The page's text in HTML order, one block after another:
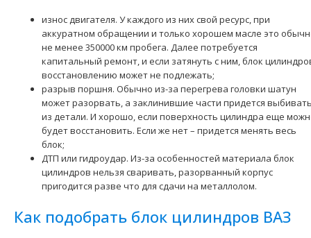
Блок цилиндров ВАЗ-2123 АвтоВАЗ
9300 грн.
Применение на автомобилях семейства ВАЗ-2123 "Niva
Chevroet" и их модификаций...
износ двигателя. У каждого из них свой ресурс, при
аккуратном обращении и только хорошем масле это
не менее 350000 км пробега. Далее потребуется
капитальный ремонт, и если затянуть с ним, блок
восстановлению может не подлежать;
разрыв поршня. Обычно из-за перегрева головки шатун
может разорвать, а заклинившие части придется
из детали. И хорошо, если поверхность цилиндра еще
будет восстановить. Если же нет – придется менять весь
блок;
ДТП или гидроудар. Из-за особенностей материала блок
цилиндров нельзя сваривать, разорванный корпус
пригодится разве что для сдачи на металлолом.
Как подобрать блок цилиндров ВАЗ